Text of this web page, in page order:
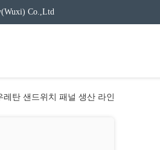
Co.,Ltd
레탄 샌드위치 패널 생산 라인